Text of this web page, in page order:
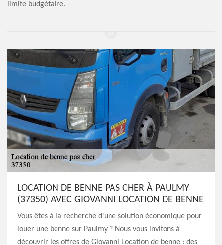
limite budgétaire.
LOCATION DE BENNE PAS CHER À PAULMY
(37350) AVEC GIOVANNI LOCATION DE BENNE
Vous êtes à la recherche d'une solution économique pour
louer une benne sur Paulmy ? Nous vous invitons à
découvrir les offres de Giovanni Location de benne : des